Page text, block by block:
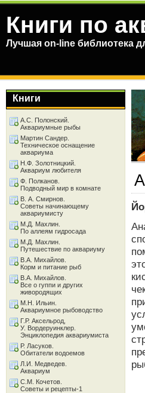
Книги по
Лучшая on-line библиотека
Книги
А.С. Полонский.
Аквариумные рыбы
Мартин Сандер.
Техническое оснащение
аквариума
Н.Ф. Золотницкий.
Аквариум любителя
Ф. Полканов.
Подводный мир в комнате
В. А. Смирнов.
Советы начинающему
аквариумисту
М.Д. Махлин.
По аллеям гидросада
М.Д. Махлин.
Путешествие по аквариуму
В.А. Михайлов.
Корм и питание рыб
В.А. Михайлов.
Все о гуппи и других
живородящих
М.Н. Ильин.
Аквариумное рыбоводство
Г.Р. Аксельрод,
У. Вордеруинклер.
Энциклопедия аквариумиста
Р. Ласуков.
Обитатели водоемов
Л.И. Медведев.
Аквариум
С.М. Кочетов.
Советы и рецепты-1